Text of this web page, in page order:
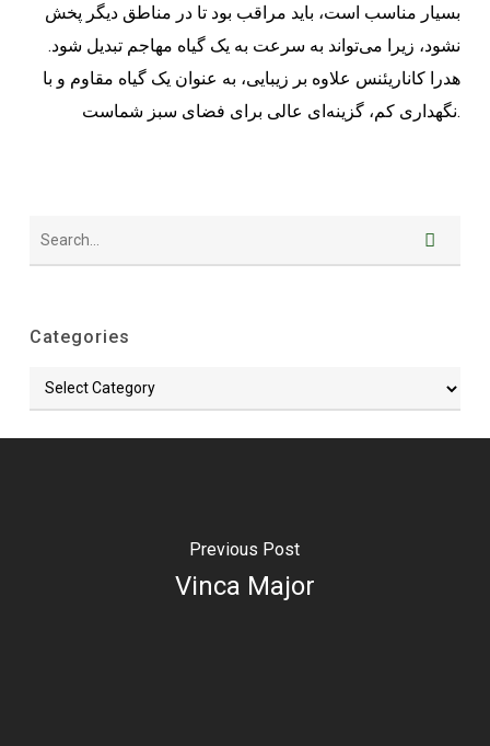
بسیار مناسب است، باید مراقب بود تا در مناطق دیگر پخش
نشود، زیرا می‌تواند به سرعت به یک گیاه مهاجم تبدیل شود.
هدرا کاناریئنس علاوه بر زیبایی، به عنوان یک گیاه مقاوم و با
نگهداری کم، گزینه‌ای عالی برای فضای سبز شماست.
Categories
Categories
Previous Post
Vinca Major